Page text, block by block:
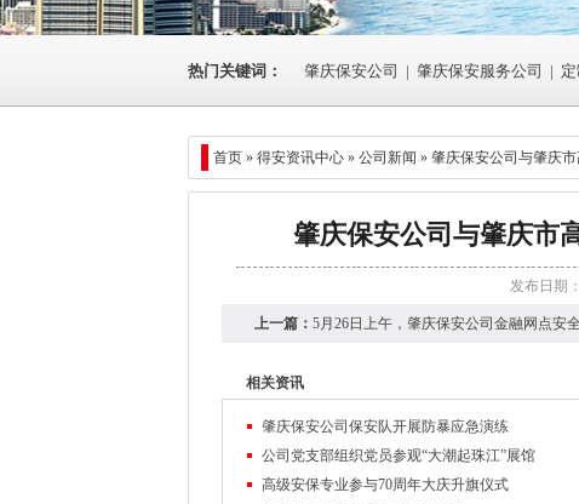
热门关键词： 肇庆保安公司 | 肇庆保安服务公司 |
首页 » 得安资讯中心» 公司新闻 » 肇庆保安公司与肇庆
肇庆保安公司与肇庆市
发布日期
5月22日下午，肇庆保安公司与肇庆市高职校
除了中专教育必修的文化课程外，还根据专业特点
上一篇：5月26日上午，肇庆保安公司金融网点安全
相关资讯
肇庆保安公司保安队开展防暴应急演练
公司党支部组织党员参观“大潮起珠江”展馆
高级安保专业参与70周年大庆升旗仪式